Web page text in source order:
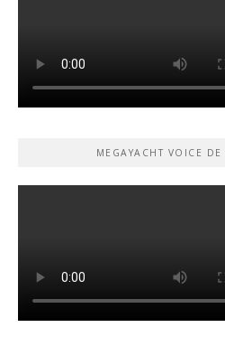
MEGAYACHT VOICE